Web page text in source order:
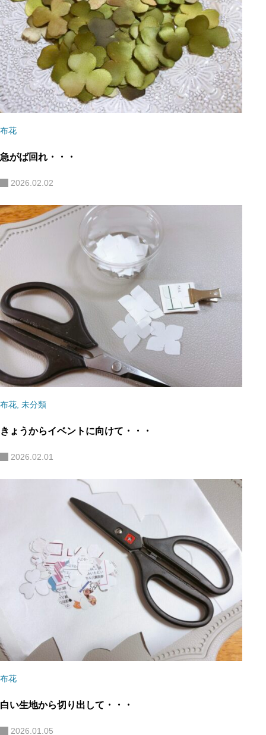
布花
急がば回れ・・・
2026.02.02
布花 未分類
きょうからイベントに向けて・・・
2026.02.01
布花
白い生地から切り出して・・・
2026.01.05